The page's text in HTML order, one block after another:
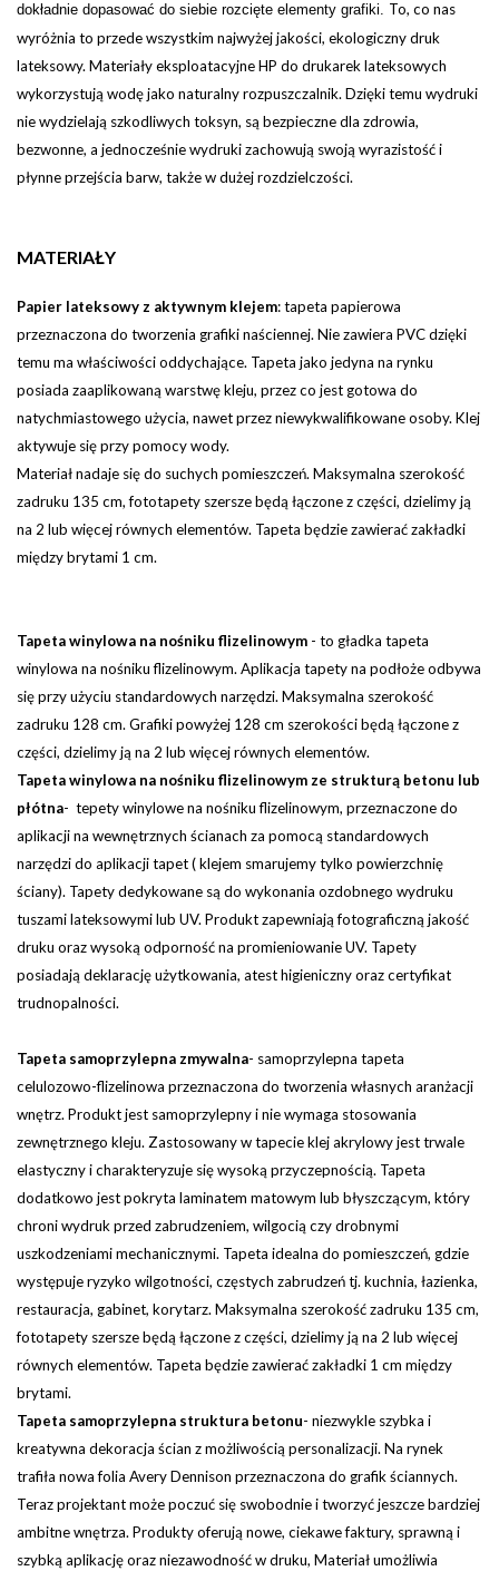
dokładnie dopasować do siebie rozcięte elementy grafiki. To, co nas
wyróżnia to przede wszystkim najwyżej jakości, ekologiczny druk
lateksowy. Materiały eksploatacyjne HP do drukarek lateksowych
wykorzystują wodę jako naturalny rozpuszczalnik. Dzięki temu wydruki
nie wydzielają szkodliwych toksyn, są bezpieczne dla zdrowia,
bezwonne, a jednocześnie wydruki zachowują swoją wyrazistość i
płynne przejścia barw, także w dużej rozdzielczości.
MATERIAŁY
Papier lateksowy z aktywnym klejem:tapeta papierowa
przeznaczona do tworzenia grafiki naściennej. Nie zawiera PVC dzięki
temu ma właściwości oddychające. Tapeta jako jedyna na rynku
posiada zaaplikowaną warstwę kleju, przez co jest gotowa do
natychmiastowego użycia, nawet przez niewykwalifikowane osoby. Klej
aktywuje się przy pomocy wody.
Materiał nadaje się do suchych pomieszczeń. Maksymalna szerokość
zadruku 135 cm, fototapety szersze będą łączone z części, dzielimy ją
na 2 lub więcej równych elementów. Tapeta będzie zawierać zakładki
między brytami 1 cm.
Tapeta winylowa na nośniku flizelinowym - to gładka tapeta
winylowa na nośniku flizelinowym. Aplikacja tapety na podłoże odbywa
się przy użyciu standardowych narzędzi.Maksymalna szerokość
zadruku 128 cm. Grafiki powyżej 128 cm szerokości będą łączone z
części, dzielimy ją na 2 lub więcej równych elementów.
Tapeta winylowa na nośniku flizelinowym ze strukturą betonu lub
płótna- tepety winylowe na nośniku flizelinowym, przeznaczone do
aplikacji na wewnętrznych ścianach za pomocą standardowych
narzędzi do aplikacji tapet ( klejem smarujemy tylko powierzchnię
ściany). Tapety dedykowane są do wykonania ozdobnego wydruku
tuszami lateksowymi lub UV. Produkt zapewniają fotograficzną jakość
druku oraz wysoką odporność na promieniowanie UV. Tapety
posiadają deklarację użytkowania, atest higieniczny oraz certyfikat
trudnopalności.
Tapeta samoprzylepna zmywalna- samoprzylepna tapeta
celulozowo-flizelinowa przeznaczona do tworzenia własnych aranżacji
wnętrz. Produkt jest samoprzylepny i nie wymaga stosowania
zewnętrznego kleju. Zastosowany w tapecie klej akrylowy jest trwale
elastyczny i charakteryzuje się wysoką przyczepnością. Tapeta
dodatkowo jest pokryta laminatem matowym lub błyszczącym, który
chroni wydruk przed zabrudzeniem, wilgocią czy drobnymi
uszkodzeniami mechanicznymi. Tapeta idealna do pomieszczeń, gdzie
występuje ryzyko wilgotności, częstych zabrudzeń tj. kuchnia, łazienka,
restauracja, gabinet, korytarz.Maksymalna szerokość zadruku 135 cm,
fototapety szersze będą łączone z części, dzielimy ją na 2 lub więcej
równych elementów. Tapeta będzie zawierać zakładki 1 cm między
brytami.
Tapeta samoprzylepna struktura betonu- niezwykle szybka i
kreatywna dekoracja ścian z możliwością personalizacji. Na rynek
trafiła nowa folia Avery Dennison przeznaczona do grafik ściannych.
Teraz projektant może poczuć się swobodnie i tworzyć jeszcze bardziej
ambitne wnętrza. Produkty oferują nowe, ciekawe faktury, sprawną i
szybką aplikację oraz niezawodność w druku, Materiał umożliwia